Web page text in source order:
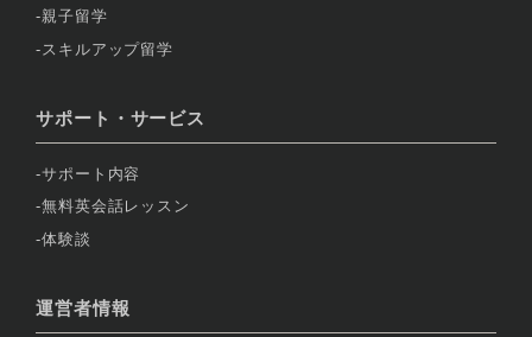
親子留学
スキルアップ留学
サポート・サービス
サポート内容
無料英会話レッスン
体験談
運営者情報